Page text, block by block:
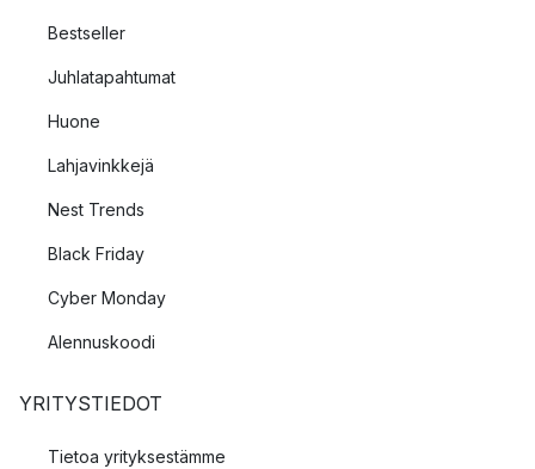
Bestseller
Juhlatapahtumat
Huone
Lahjavinkkejä
Nest Trends
Black Friday
Cyber Monday
Alennuskoodi
YRITYSTIEDOT
Tietoa yrityksestämme